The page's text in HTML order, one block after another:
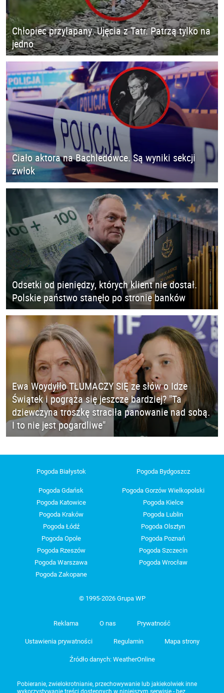
Chłopiec przyłapany. Ujęcia z Tatr. Patrzą tylko na
jedno
Ciało aktora na Bachledówce. Są wyniki sekcji
zwłok
Odsetki od pieniędzy, których klient nie dostał.
Polskie państwo stanęło po stronie banków
Ewa Woydyłło TŁUMACZY SIĘ ze słów o Idze
Świątek i pogrąża się jeszcze bardziej? "Ta
dziewczyna troszkę straciła panowanie nad sobą.
I to nie jest pogardliwe"
Pogoda Białystok Pogoda Bydgoszcz
Pogoda Gdańsk
Pogoda Gorzów Wielkopolski
Pogoda Katowice
Pogoda Kielce
Pogoda Kraków
Pogoda Lublin
Pogoda Łódź
Pogoda Olsztyn
Pogoda Opole
Pogoda Poznań
Pogoda Rzeszów
Pogoda Szczecin
Pogoda Warszawa
Pogoda Wrocław
Pogoda Zakopane
© 1995-2026 Grupa WP
Reklama O nas Prywatność
Ustawienia prywatności Regulamin Mapa strony
Źródło danych: WeatherOnline
Pobieranie, zwielokrotnianie, przechowywanie lub jakiekolwiek inne
wykorzystywanie treści dostępnych w niniejszym serwisie - bez